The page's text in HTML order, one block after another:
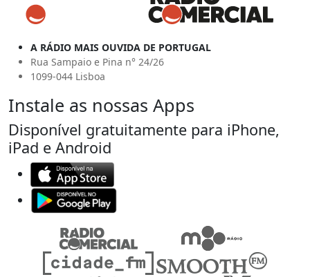
A RÁDIO MAIS OUVIDA DE PORTUGAL
Rua Sampaio e Pina n° 24/26
1099-044 Lisboa
Instale as nossas Apps
Disponível gratuitamente para iPhone,
iPad e Android